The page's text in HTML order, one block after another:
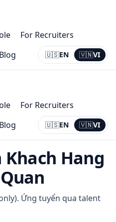
For Recruiters
Blog 🇺🇸EN 🇻🇳VI
Current:
VI
For Recruiters
Blog 🇺🇸EN 🇻🇳VI
Current:
VI
Khach Hang
Ứng tuyển qua talent